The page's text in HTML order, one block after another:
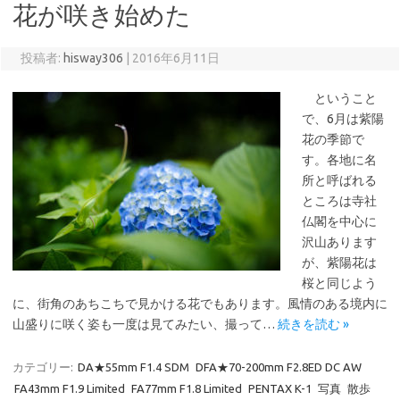
花が咲き始めた
投稿者: hisway306 2016年6月11日
ということ
で、6月は紫陽
花の季節で
す。各地に名
所と呼ばれる
ところは寺社
仏閣を中心に
沢山あります
が、紫陽花は
桜と同じよう
に、街角のあちこちで見かける花でもあります。風情のある境内に
山盛りに咲く姿も一度は見てみたい、撮って… 続きを読む »
カテゴリー: DA★55mm F1.4 SDM DFA★70-200mm F2.8ED DC AW
FA43mm F1.9 Limited
FA77mm F1.8 Limited PENTAX K-1 写真 散歩